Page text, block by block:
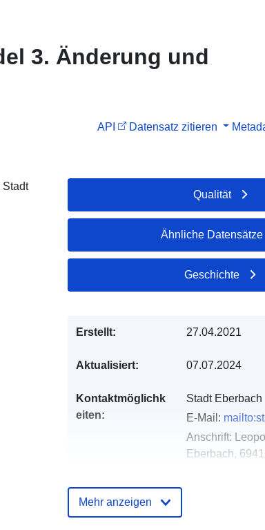
3. Änderung und
API Datensatz zitieren
Stadt
Qualität
Ähnliche Datensätze
Geschichte
Erstellt: 27.04.2021
Aktualisiert: 07.07.2024
Kontaktmöglichk
eiten:
Stadt Eberbach
E-Mail:
Anschrift:
Eberbach,
Verzeichnis der
Mehr anzeigen